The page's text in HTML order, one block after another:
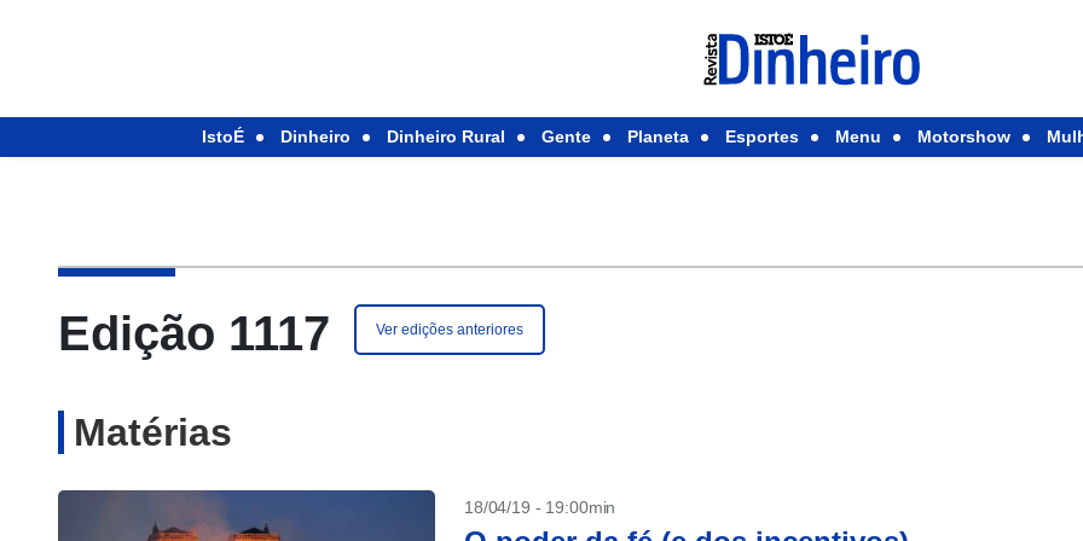
IstoÉ Dinheiro Dinheiro Rural Gente Planeta Esportes Menu Motorshow
Edição 1117 Ver edições anteriores
Matérias
18/04/19 - 19:00min